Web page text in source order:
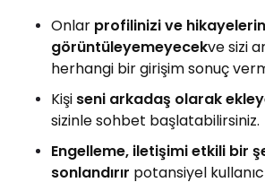
Onlar profilinizi ve
görüntüleyemeyecekve sizi
herhangi bir girişim sonuç
Kişi seni arkadaş olarak
sizinle sohbet başlatabilirsiniz.
Engelleme, iletişimi etkili bir
sonlandırır potansiyel